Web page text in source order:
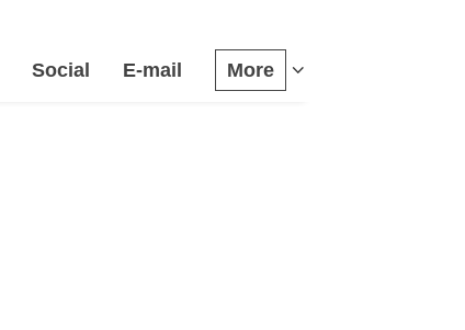
Social E-mail More